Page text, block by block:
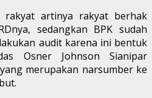
artinya rakyat berhak
sedangkan BPK sudah
audit karena ini bentuk
Osner Johnson Sianipar
merupakan narsumber ke